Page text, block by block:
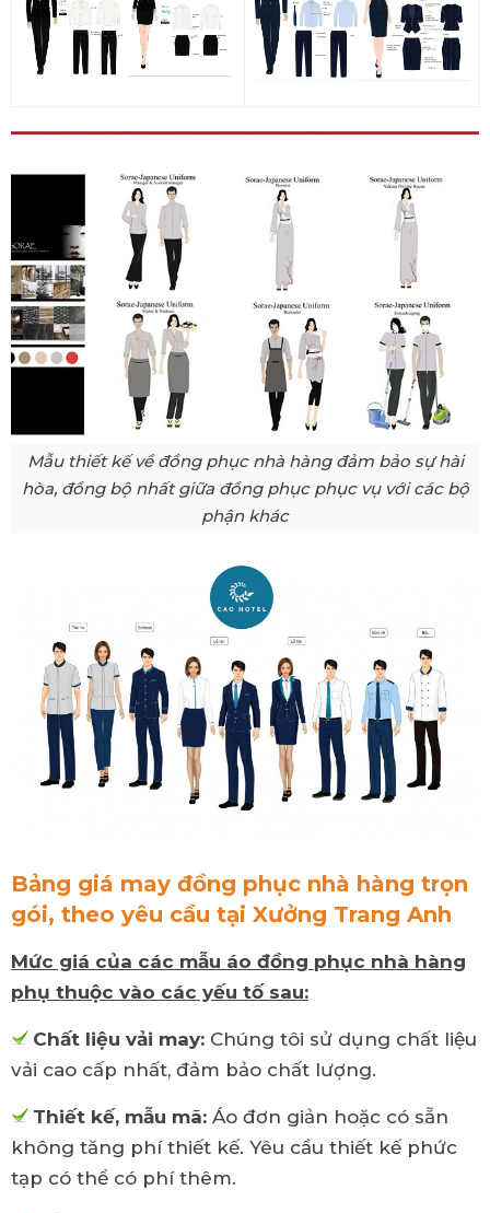
Mẫu thiết kế về đồng phục nhà hàng đảm bảo sự hài
hòa, đồng bộ nhất giữa đồng phục phục vụ với các bộ
phận khác
Bảng giá may đồng phục nhà hàng trọn
gói, theo yêu cầu tại Xưởng Trang Anh
Mức giá của các mẫu áo đồng phục nhà hàng
phụ thuộc vào các yếu tố sau:
Chất liệu vải may: Chúng tôi sử dụng chất liệu
vải cao cấp nhất, đảm bảo chất lượng.
Thiết kế, mẫu mã: Áo đơn giản hoặc có sẵn
không tăng phí thiết kế. Yêu cầu thiết kế phức
tạp có thể có phí thêm.